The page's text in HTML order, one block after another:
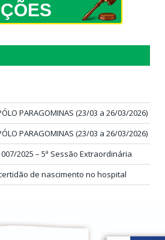
PARAGOMINAS (23/03 a 26/03/2026)
PARAGOMINAS (23/03 a 26/03/2026)
2025 – 5ª Sessão Extraordinária
de nascimento no hospital